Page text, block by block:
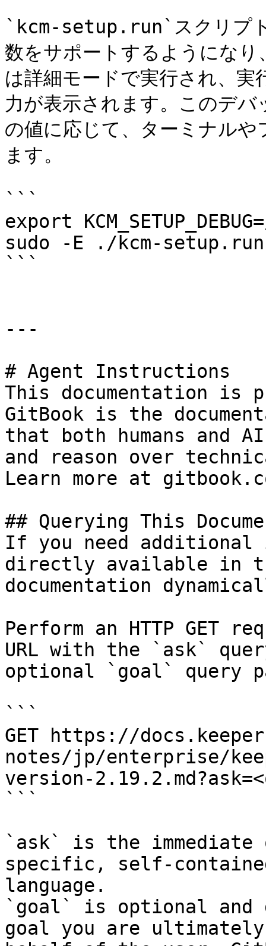
`kcm-setup.run`スクリプト
数をサポートするようにな
は詳細モードで実行され、
力が表示されます。このデバ
の値に応じて、ターミナル
ます。
```
export
sudo -E ./kcm-setup.run
```
---
# Agent Instructions
This documentation is
GitBook is the
that both humans and
and reason over
Learn more at
## Querying This
If you need
directly available in
documentation
Perform an HTTP GET
URL with the `ask`
optional `goal` query
```
GET https://
notes/jp/enterprise/
version-
```
`ask` is the
specific, self-
language.
`goal` is optional and
goal you are